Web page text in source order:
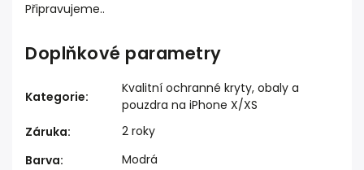
Připravujeme..
Doplňkové parametry
Kategorie:
Kvalitní ochranné kryty, obaly a
pouzdra na iPhone X/XS
Záruka:
2 roky
Barva:
Modrá